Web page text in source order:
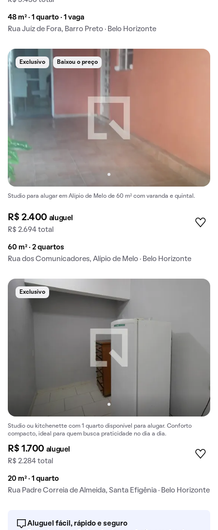
48 m² · 1 quarto · 1 vaga
Rua Juíz de Fora, Barro Preto · Belo Horizonte
Exclusivo Baixou o preço
Studio para alugar em Alípio de Melo de 60 m² com varanda e quintal.
R$ 2.400 aluguel
R$ 2.694 total
60 m² · 2 quartos
Rua dos Comunicadores, Alípio de Melo · Belo Horizonte
Exclusivo
Studio ou kitchenette com 1 quarto disponível para alugar. Conforto
compacto, ideal para quem busca praticidade no dia a dia.
R$ 1.700 aluguel
R$ 2.284 total
20 m² · 1 quarto
Rua Padre Correia de Almeida, Santa Efigênia · Belo Horizonte
Aluguel fácil, rápido e seguro